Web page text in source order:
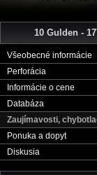
10 Gulden -
Všeobecné informácie
Perforácia
Informácie o cene
Databáza
Zaujímavosti,
Ponuka a dopyt
Diskusia